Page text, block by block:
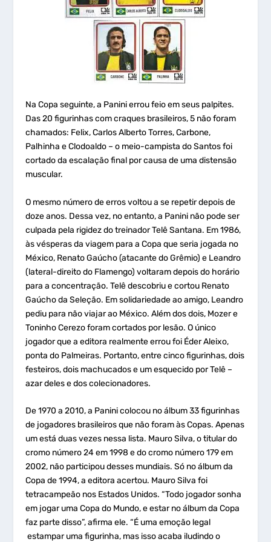
Na Copa seguinte, a Panini errou feio em seus palpites.
Das 20 figurinhas com craques brasileiros, 5 não foram
chamados: Felix, Carlos Alberto Torres, Carbone,
Palhinha e Clodoaldo – o meio-campista do Santos foi
cortado da escalação final por causa de uma distensão
muscular.
O mesmo número de erros voltou a se repetir depois de
doze anos. Dessa vez, no entanto, a Panini não pode ser
culpada pela rigidez do treinador Telê Santana. Em 1986,
às vésperas da viagem para a Copa que seria jogada no
México, Renato Gaúcho (atacante do Grêmio) e Leandro
(lateral-direito do Flamengo) voltaram depois do horário
para a concentração. Telê descobriu e cortou Renato
Gaúcho da Seleção. Em solidariedade ao amigo, Leandro
pediu para não viajar ao México. Além dos dois, Mozer e
Toninho Cerezo foram cortados por lesão. O único
jogador que a editora realmente errou foi Éder Aleixo,
ponta do Palmeiras. Portanto, entre cinco figurinhas, dois
festeiros, dois machucados e um esquecido por Telê –
azar deles e dos colecionadores.
De 1970 a 2010, a Panini colocou no álbum 33 figurinhas
de jogadores brasileiros que não foram às Copas. Apenas
um está duas vezes nessa lista. Mauro Silva, o titular do
cromo número 24 em 1998 e do cromo número 179 em
2002, não participou desses mundiais. Só no álbum da
Copa de 1994, a editora acertou. Mauro Silva foi
tetracampeão nos Estados Unidos. “Todo jogador sonha
em jogar uma Copa do Mundo, e estar no álbum da Copa
faz parte disso”, afirma ele. “É uma emoção legal
estampar uma figurinha, mas isso acaba iludindo o